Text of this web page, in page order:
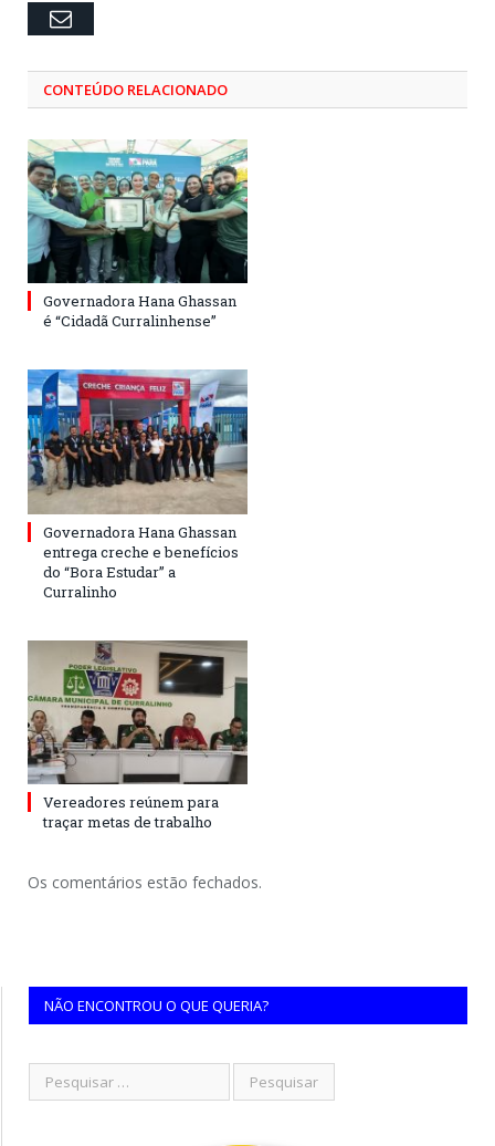
Email
CONTEÚDO RELACIONADO
Governadora Hana Ghassan
é “Cidadã Curralinhense”
Governadora Hana Ghassan
entrega creche e benefícios
do “Bora Estudar” a
Curralinho
Vereadores reúnem para
traçar metas de trabalho
Os comentários estão fechados.
NÃO ENCONTROU O QUE QUERIA?